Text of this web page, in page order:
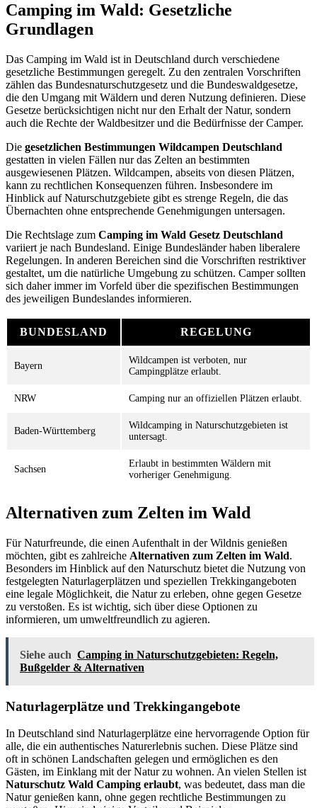
Camping im Wald: Gesetzliche
Grundlagen
Das Camping im Wald ist in Deutschland durch verschiedene
gesetzliche Bestimmungen geregelt. Zu den zentralen Vorschriften
zählen das Bundesnaturschutzgesetz und die Bundeswaldgesetze,
die den Umgang mit Wäldern und deren Nutzung definieren. Diese
Gesetze berücksichtigen nicht nur den Erhalt der Natur, sondern
auch die Rechte der Waldbesitzer und die Bedürfnisse der Camper.
Die gesetzlichen Bestimmungen Wildcampen Deutschland
gestatten in vielen Fällen nur das Zelten an bestimmten
ausgewiesenen Plätzen. Wildcampen, abseits von diesen Plätzen,
kann zu rechtlichen Konsequenzen führen. Insbesondere im
Hinblick auf Naturschutzgebiete gibt es strenge Regeln, die das
Übernachten ohne entsprechende Genehmigungen untersagen.
Die Rechtslage zum Camping im Wald Gesetz Deutschland
variiert je nach Bundesland. Einige Bundesländer haben liberalere
Regelungen. In anderen Bereichen sind die Vorschriften restriktiver
gestaltet, um die natürliche Umgebung zu schützen. Camper sollten
sich daher immer im Vorfeld über die spezifischen Bestimmungen
des jeweiligen Bundeslandes informieren.
BUNDESLAND REGELUNG
Bayern
Wildcampen ist verboten, nur
Campingplätze erlaubt.
NRW Camping nur an offiziellen Plätzen erlaubt.
Baden-Württemberg
Wildcamping in Naturschutzgebieten ist
untersagt.
Sachsen
Erlaubt in bestimmten Wäldern mit
vorheriger Genehmigung.
Alternativen zum Zelten im Wald
Für Naturfreunde, die einen Aufenthalt in der Wildnis genießen
möchten, gibt es zahlreiche Alternativen zum Zelten im Wald.
Besonders im Hinblick auf den Naturschutz bietet die Nutzung von
festgelegten Naturlagerplätzen und speziellen Trekkingangeboten
eine legale Möglichkeit, die Natur zu erleben, ohne gegen Gesetze
zu verstoßen. Es ist wichtig, sich über diese Optionen zu
informieren, um umweltfreundlich zu agieren.
Siehe auch Camping in Naturschutzgebieten: Regeln,
Bußgelder & Alternativen
Naturlagerplätze und Trekkingangebote
In Deutschland sind Naturlagerplätze eine hervorragende Option für
alle, die ein authentisches Naturerlebnis suchen. Diese Plätze sind
oft in schönen Landschaften gelegen und ermöglichen es den
Gästen, im Einklang mit der Natur zu wohnen. An vielen Stellen ist
Naturschutz Wald Camping erlaubt, was bedeutet, dass man die
Natur genießen kann, ohne gegen rechtliche Bestimmungen zu